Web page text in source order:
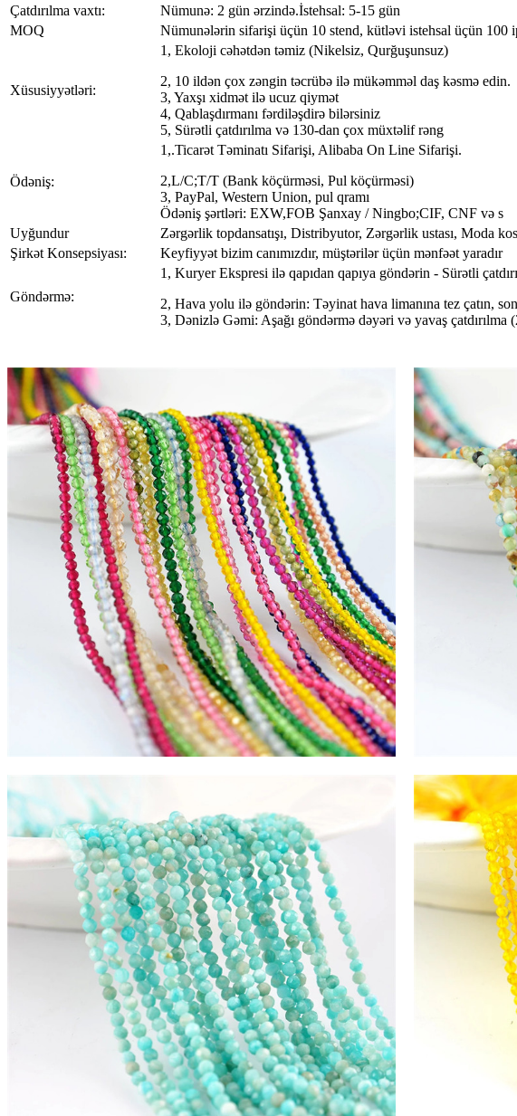
Çatdırılma vaxtı:
Nümunə: 2 gün ərzində.İstehsal: 5-15 gün
MOQ
Nümunələrin sifarişi üçün 10 stend, kütləvi istehsal üçün 100
Xüsusiyyətləri:
1, Ekoloji cəhətdən təmiz (Nikelsiz, Qurğuşunsuz)
2, 10 ildən çox zəngin təcrübə ilə mükəmməl daş kəsmə edin.
3, Yaxşı xidmət ilə ucuz qiymət
4, Qablaşdırmanı fərdiləşdirə bilərsiniz
5, Sürətli çatdırılma və 130-dan çox müxtəlif rəng
Ödəniş:
1,.Ticarət Təminatı Sifarişi, Alibaba On Line Sifarişi.
2,L/C;T/T (Bank köçürməsi, Pul köçürməsi)
3, PayPal, Western Union, pul qramı
Ödəniş şərtləri: EXW,FOB Şanxay / Ningbo;CIF, CNF və s
Uyğundur
Zərgərlik topdansatışı, Distribyutor, Zərgərlik ustası, Moda
Şirkət Konsepsiyası:
Keyfiyyət bizim canımızdır, müştərilər üçün mənfəət yaradır
Göndərmə:
1, Kuryer Ekspresi ilə qapıdan qapıya göndərin - Sürətli
2, Hava yolu ilə göndərin: Təyinat hava limanına tez çatın,
3, Dənizlə Gəmi: Aşağı göndərmə dəyəri və yavaş